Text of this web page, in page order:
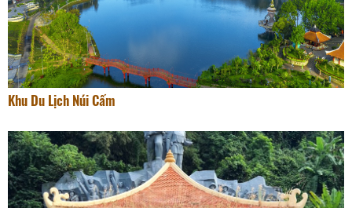
Khu Du Lịch Núi Cấm